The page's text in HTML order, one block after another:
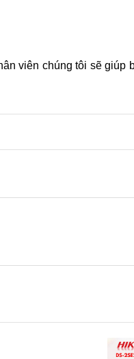
viên chúng tôi sẽ giúp